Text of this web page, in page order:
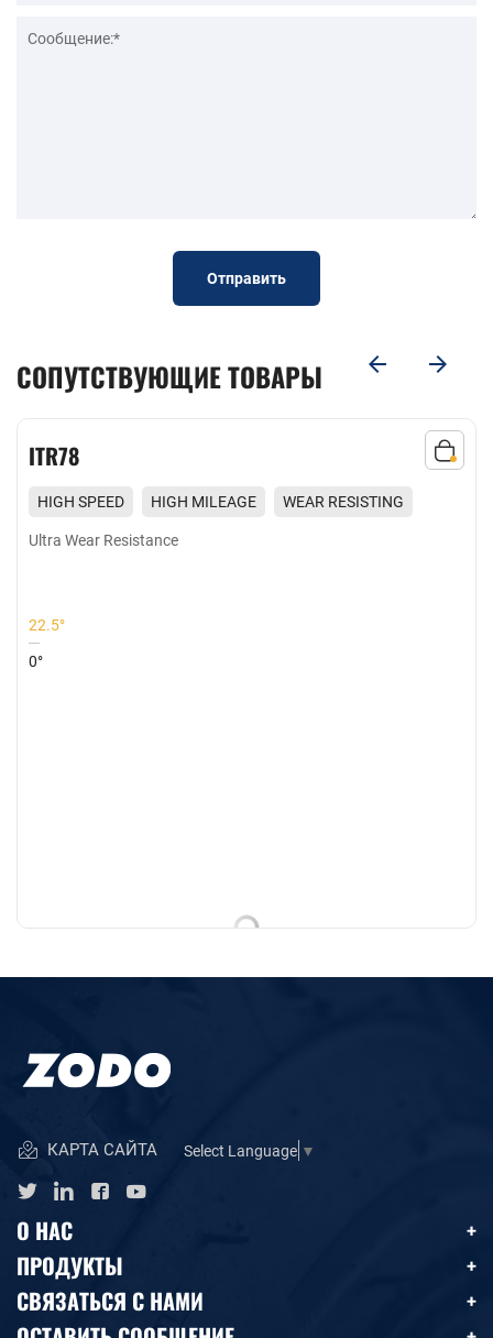
Отправить
СОПУТСТВУЮЩИЕ ТОВАРЫ
ITR78
HIGH SPEED HIGH MILEAGE
WEAR RESISTING
EXCELLENT GRIP
Ultra Wear Resistance
22.5°
0°
КАРТА САЙТА Select Language ▼
О НАС
ПРОДУКТЫ
СВЯЗАТЬСЯ С НАМИ